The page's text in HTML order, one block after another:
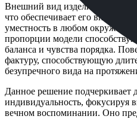
Внешний вид изделия выполнен
что обеспечивает его
уместность в любом окружении.
пропорции модели
баланса и чувства порядка.
фактуру, способствующую
безупречного вида на
Данное решение подчеркивает
индивидуальность, фокусируя
вечном воспоминании. Оно